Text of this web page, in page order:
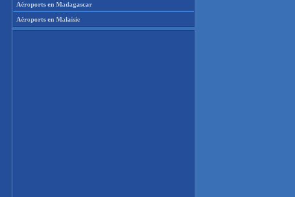
Aéroports en Madagascar
Aéroports en Malaisie